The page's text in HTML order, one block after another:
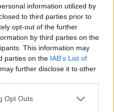
information utilized by
to third parties prior to
opt-out of the further
by third parties on the
This information may
parties on the IAB’s List of
further disclose it to other
uses one or more Google
Opt Outs